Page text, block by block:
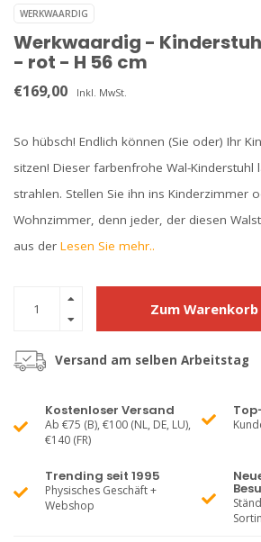
WERKWAARDIG
Werkwaardig -
- rot - H 56 cm
€169,00 Inkl. MwSt.
So hübsch! Endlich können (Sie oder) Ihr
sitzen! Dieser farbenfrohe Wal-Kinderstuhl
strahlen. Stellen Sie ihn ins Kinderzimmer
Wohnzimmer, denn jeder, der diesen
aus der Lesen Sie mehr..
Zum
Versand am selben Arbeitstag
Kostenloser Versand
Ab €75 (B), €100 (NL, DE, LU),
€140 (FR)
Trending seit 1995
Physisches Geschäft +
Webshop